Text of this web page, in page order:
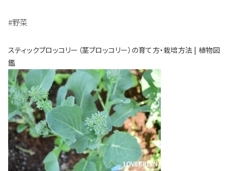
#野菜
スティックブロッコリー（茎ブロッコリー）の育て方・栽培方法 | 植物図
鑑